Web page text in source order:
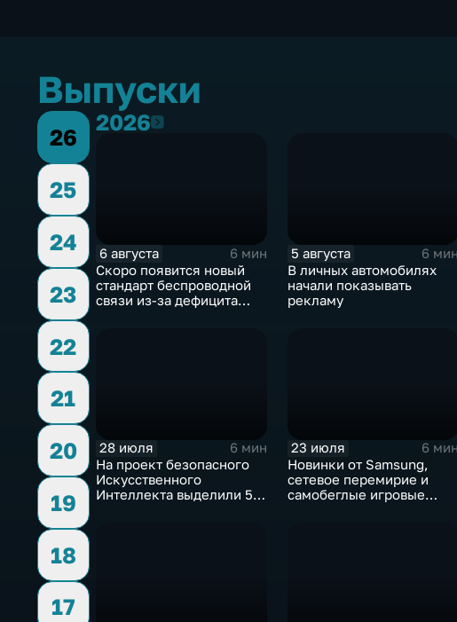
Выпуски
26
25
24
23
22
21
20
19
18
17
20262026
6 августа
6 мин
Скоро появится новый
стандарт беспроводной
связи из-за дефицита
5 августа
6 мин
В личных автомобилях
начали показывать
рекламу
28 июля
6 мин
На проект безопасного
Искусственного
Интеллекта выделили 5
23 июля
6 мин
Новинки от Samsung,
сетевое перемирие и
самобеглые игровые